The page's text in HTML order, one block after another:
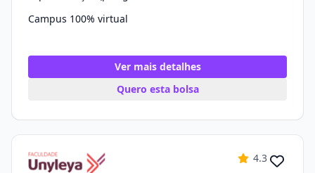
Campus 100% virtual
Ver mais detalhes
Quero esta bolsa
4.3